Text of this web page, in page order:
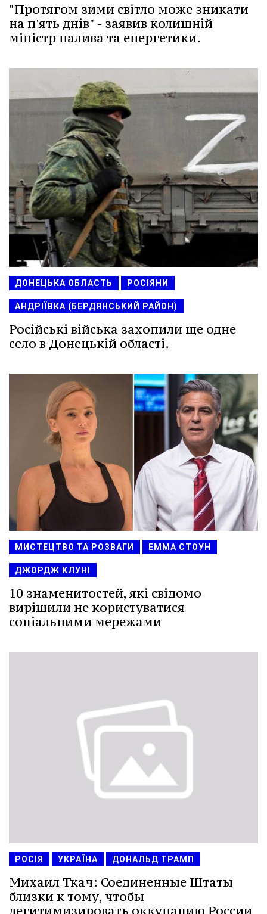
"Протягом зими світло може зникати
на п'ять днів" - заявив колишній
міністр палива та енергетики.
ДОНЕЦЬКА ОБЛАСТЬ РОСІЯНИ
АНДРІЇВКА (БЕРДЯНСЬКИЙ РАЙОН)
Російські війська захопили ще одне
село в Донецькій області.
МИСТЕЦТВО ТА РОЗВАГИ ЕММА СТОУН
ДЖОРДЖ КЛУНІ
10 знаменитостей, які свідомо
вирішили не користуватися
соціальними мережами
РОСІЯ УКРАЇНА ДОНАЛЬД ТРАМП
Михаил Ткач: Соединенные Штаты
близки к тому, чтобы
легитимизировать оккупацию России